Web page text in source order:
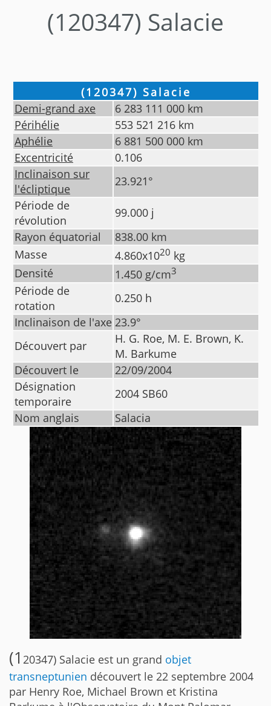
(120347) Salacie
(120347) Salacie
Demi-grand axe
6 283 111 000 km
Périhélie
553 521 216 km
Aphélie
6 881 500 000 km
Excentricité
0.106
Inclinaison sur
l'écliptique
23.921°
Période de
révolution
99.000 j
Rayon équatorial
838.00 km
Masse
4.860x1020 kg
Densité
1.450 g/cm3
Période de
rotation
0.250 h
Inclinaison de l'axe 23.9°
Découvert par
H. G. Roe, M. E. Brown, K.
M. Barkume
Découvert le
22/09/2004
Désignation
temporaire
2004 SB60
Nom anglais
Salacia
(1 20347) Salacie est un grand objet
transneptunien découvert le 22 septembre 2004
par Henry Roe, Michael Brown et Kristina